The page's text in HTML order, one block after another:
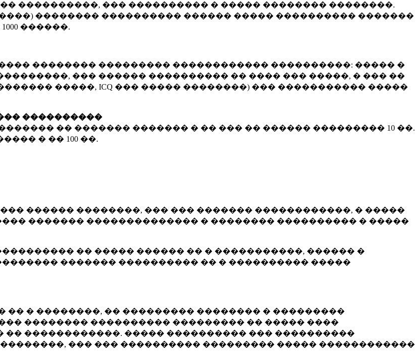
����������, ��� ���������� � ����� �������� ��������.
�������� ���������� ������ ����� ���������� �������
1000 ������.
�������� ��������� ������������ ����������: ����� �
��� ������ ���������� �� ���� ��� �����, � ��� ��
�����, ICQ ��� ����� ��������) ��� ����������� �����
����������
�� ������� ������� � �� ��� �� ������ ��������� 10 ��.
� �� 100 ��.
������ ��������, ��� ��� ������� ������������, � �����
������� �������������� � �������� ���������� � �����
�� ����� ������ �� � �����������, ������ �
������� ���������� �� � ���������� �����
� ��������, �� ��������� �������� � ���������
�������� ���������� ��������� �� ����� ����
������������. ����� ���������� ��� ����������
��� ��� ���������� ��������� ����� ������������